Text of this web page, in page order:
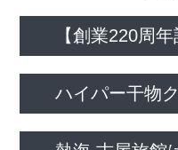
【創業220周
ハイパー干物